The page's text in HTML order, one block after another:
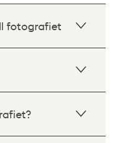
fotografiet